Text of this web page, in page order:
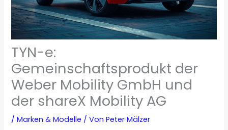
TYN-e:
Gemeinschaftsprodukt der
Weber Mobility GmbH und
der shareX Mobility AG
/Marken & Modelle / VonPeter Mälzer